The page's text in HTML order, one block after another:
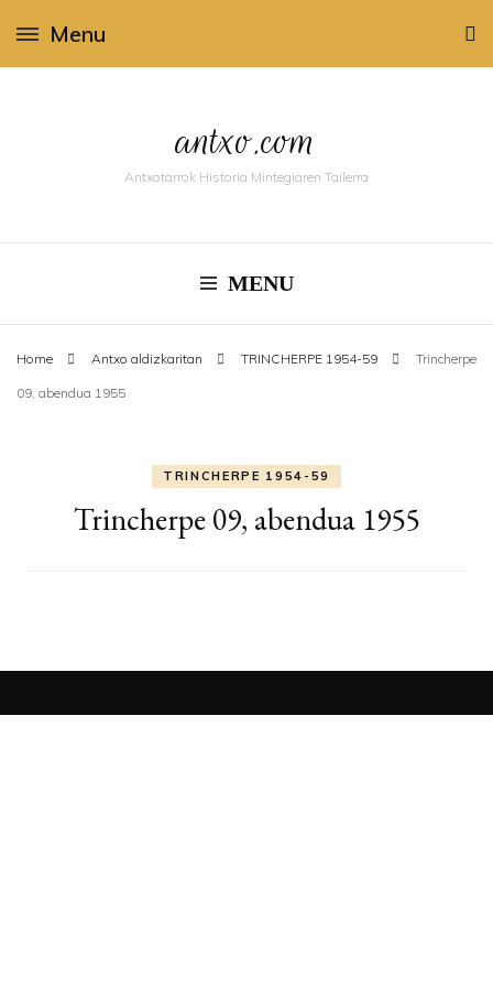
Menu
antxo.com
Antxotarrok Historia Mintegiaren Tailerra
MENU
Home Antxo aldizkaritan TRINCHERPE 1954-59 Trincherpe
09, abendua 1955
TRINCHERPE 1954-59
Trincherpe 09, abendua 1955